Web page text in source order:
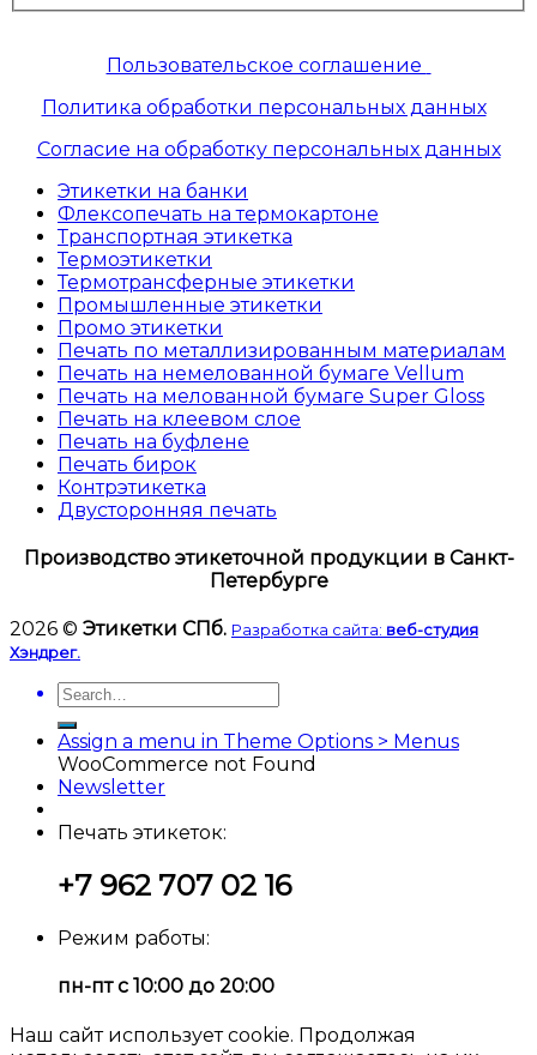
Пользовательское соглашение
Политика обработки персональных данных
Согласие на обработку персональных данных
Этикетки на банки
Флексопечать на термокартоне
Транспортная этикетка
Термоэтикетки
Термотрансферные этикетки
Промышленные этикетки
Промо этикетки
Печать по металлизированным материалам
Печать на немелованной бумаге Vellum
Печать на мелованной бумаге Super Gloss
Печать на клеевом слое
Печать на буфлене
Печать бирок
Контрэтикетка
Двусторонняя печать
Производство этикеточной продукции в Санкт-
Петербурге
2026 © Этикетки СПб. Разработка сайта: веб-студия
Хэндрег.
Assign a menu in Theme Options > Menus
WooCommerce not Found
Newsletter
Печать этикеток:
+7 962 707 02 16
Режим работы:
пн-пт с 10:00 до 20:00
Наш сайт использует cookie. Продолжая